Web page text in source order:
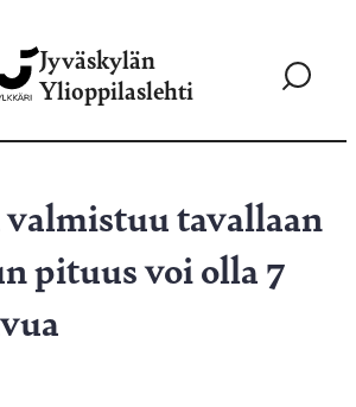
Jyväskylän
Ylioppilaslehti
Siirry
valmistuu tavallaan
pituus voi olla 7